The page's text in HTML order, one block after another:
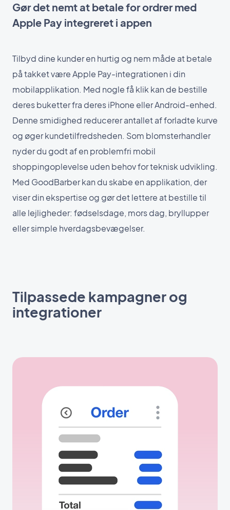
Gør det nemt at betale for ordrer med
Apple Pay integreret i appen
Tilbyd dine kunder en hurtig og nem måde at betale
på takket være Apple Pay-integrationen i din
mobilapplikation. Med nogle få klik kan de bestille
deres buketter fra deres iPhone eller Android-enhed.
Denne smidighed reducerer antallet af forladte kurve
og øger kundetilfredsheden. Som blomsterhandler
nyder du godt af en problemfri mobil
shoppingoplevelse uden behov for teknisk udvikling.
Med GoodBarber kan du skabe en applikation, der
viser din ekspertise og gør det lettere at bestille til
alle lejligheder: fødselsdage, mors dag, bryllupper
eller simple hverdagsbevægelser.
Tilpassede kampagner og
integrationer